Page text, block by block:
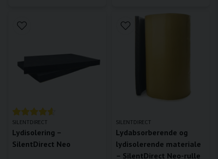
SILENTDIRECT
Lydisolering –
SilentDirect Neo
SILENTDIRECT
Lydabsorberende og
lydisolerende materiale
– SilentDirect Neo-rulle